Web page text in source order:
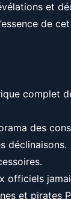
et
de
complet
des
déclinaisons.
officiels
et pirates